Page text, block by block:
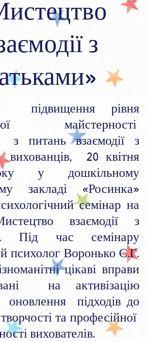
з
рівня
майстерності
з питань взаємодії з
20 квітня
у дошкільному
закладі «Росинка»
семінар на
взаємодії з
Під час семінару
психолог Воронько С.Г.
цікаві вправи
на активізацію
підходів до
та професійної
вихователів.